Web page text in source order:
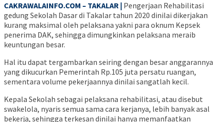
CAKRAWALAINFO.COM – TAKALAR | Pengerjaan Rehabilitasi
gedung Sekolah Dasar di Takalar tahun 2020 dinilai dikerjakan
kurang maksimal oleh pelaksana yakni para oknum Kepsek
penerima DAK, sehingga dimungkinkan pelaksana meraib
keuntungan besar.
Hal itu dapat tergambarkan seiring dengan besar anggarannya
yang dikucurkan Pemerintah Rp.105 juta persatu ruangan,
sementara volume pekerjaannya dinilai sangatlah kecil.
Kepala Sekolah sebagai pelaksana rehabilitasi, atau disebut
swakelola, nyaris semua sama cara kerjanya, lebih banyak asal
bekerja, sehingga terkesan dinilai hanya memanfaatkan